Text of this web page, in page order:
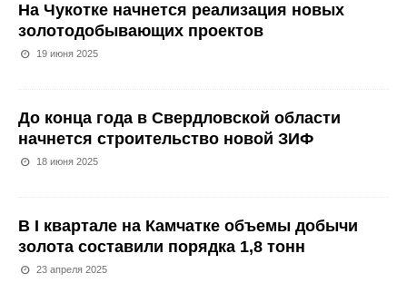
На Чукотке начнется реализация новых
золотодобывающих проектов
19 июня 2025
До конца года в Свердловской области
начнется строительство новой ЗИФ
18 июня 2025
В I квартале на Камчатке объемы добычи
золота составили порядка 1,8 тонн
23 апреля 2025